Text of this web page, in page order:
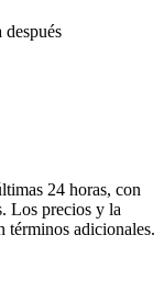
después
24 horas, con
Los precios y la
términos adicionales.